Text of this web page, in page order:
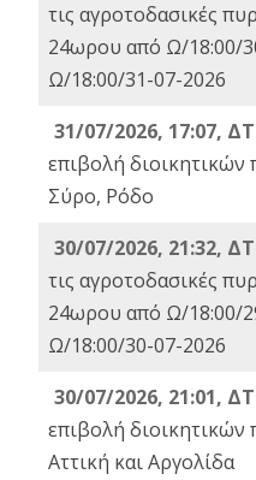
τις αγροτοδασικές
24ωρου από Ω/18:00/
Ω/18:00/31-07-2026
31/07/2026, 17:07,
επιβολή διοικητικών
Σύρο, Ρόδο
30/07/2026, 21:32,
τις αγροτοδασικές
24ωρου από Ω/18:00/
Ω/18:00/30-07-2026
30/07/2026, 21:01,
επιβολή
Αττική και Αργολίδα